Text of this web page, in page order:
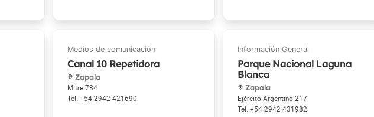
Canal 10 Repetidora
Zapala
Mitre 784
+54 2942 421690
Parque Nacional Laguna
Blanca
Zapala
Ejército Argentino 217
+54 2942 431982